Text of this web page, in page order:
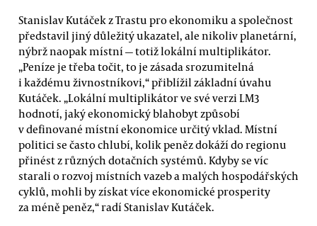
Stanislav Kutáček z Trastu pro ekonomiku a společnost
představil jiný důležitý ukazatel, ale nikoliv planetární,
nýbrž naopak místní — totiž lokální multiplikátor.
„Peníze je třeba točit, to je zásada srozumitelná
i každému živnostníkovi,“ přiblížil základní úvahu
Kutáček. „Lokální multiplikátor ve své verzi LM3
hodnotí, jaký ekonomický blahobyt způsobí
v definované místní ekonomice určitý vklad. Místní
politici se často chlubí, kolik peněz dokáží do regionu
přinést z různých dotačních systémů. Kdyby se víc
starali o rozvoj místních vazeb a malých hospodářských
cyklů, mohli by získat více ekonomické prosperity
za méně peněz,“ radí Stanislav Kutáček.